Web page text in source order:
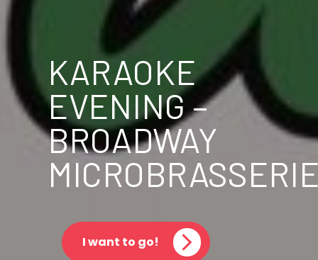
KARAOKE
EVENING –
BROADWAY
I want to go!